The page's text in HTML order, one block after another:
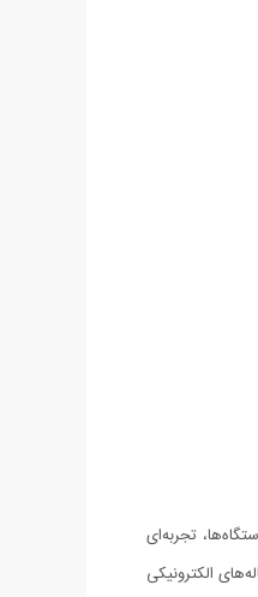
تجربه‌ای
الکترونیکی